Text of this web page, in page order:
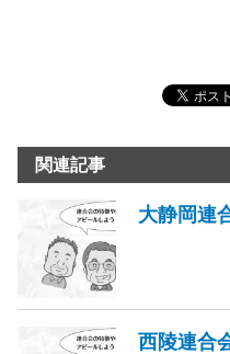
関連記事
大静岡連
西陵連合